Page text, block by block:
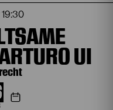
19:30
UI